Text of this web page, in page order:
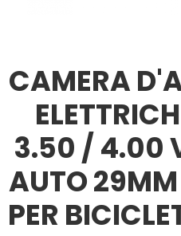
CAMERA
3.50 / 4.00
AUTO
PER